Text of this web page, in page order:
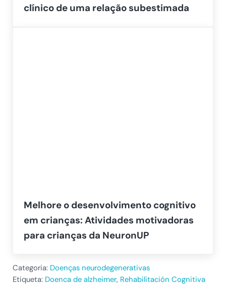
clínico de uma relação subestimada
Melhore o desenvolvimento cognitivo
em crianças: Atividades motivadoras
para crianças da NeuronUP
Categoria: Doenças neurodegenerativas
Etiqueta: Doenca de alzheimer, Rehabilitación Cognitiva